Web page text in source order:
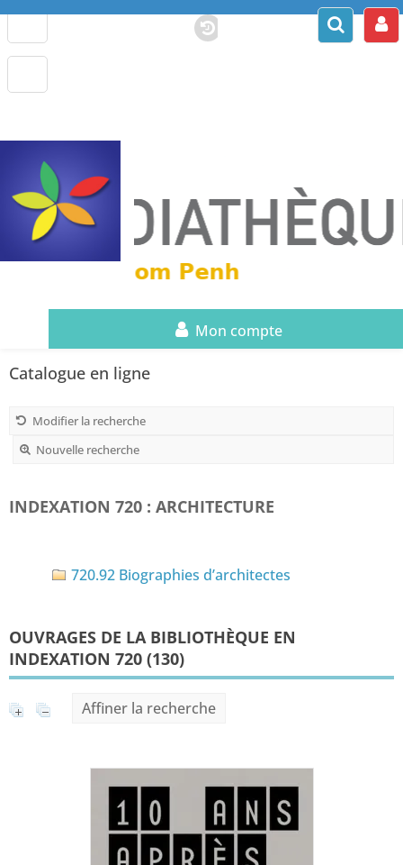
Mon compte
Catalogue en ligne
Modifier la recherche
Nouvelle recherche
INDEXATION 720 : ARCHITECTURE
720.92 Biographies d’architectes
OUVRAGES DE LA BIBLIOTHÈQUE EN
INDEXATION 720 (130)
Affiner la recherche